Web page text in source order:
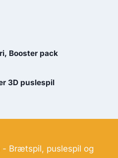
Booster pack
3D puslespil
Brætspil, puslespil og